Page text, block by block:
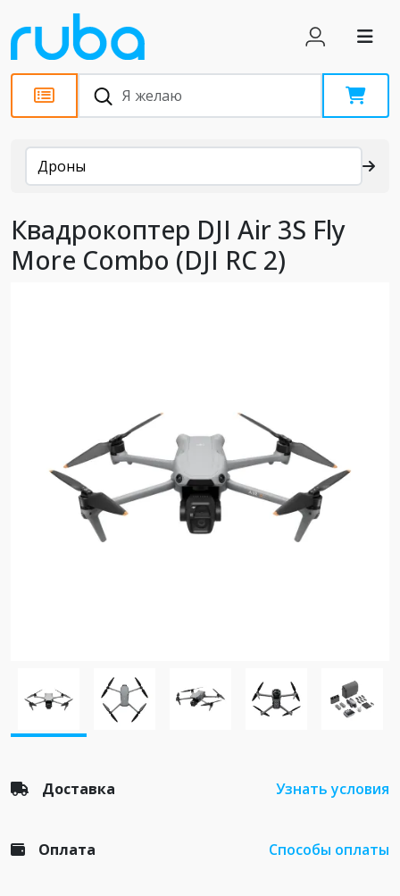
Каталог
Дроны
Квадрокоптер DJI Air 3S Fly
More Combo (DJI RC 2)
Доставка Узнать условия
Оплата Способы оплаты